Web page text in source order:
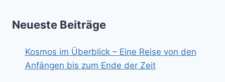
Neueste Beiträge
Kosmos im Überblick – Eine Reise von den
Anfängen bis zum Ende der Zeit